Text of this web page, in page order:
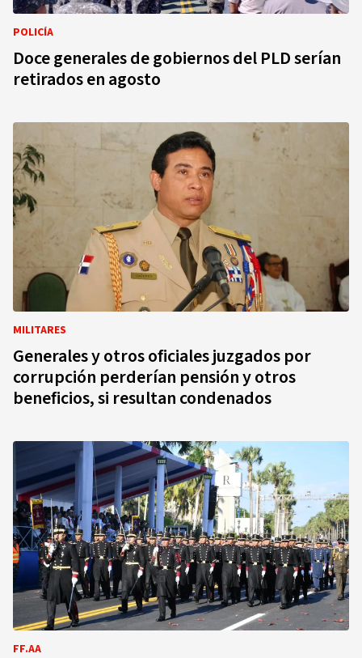
POLICÍA
Doce generales de gobiernos del PLD serían
retirados en agosto
MILITARES
Generales y otros oficiales juzgados por
corrupción perderían pensión y otros
beneficios, si resultan condenados
FF.AA